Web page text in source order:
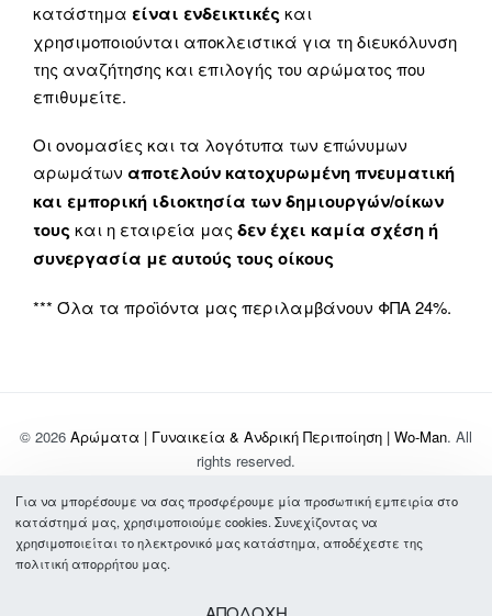
κατάστημα είναι ενδεικτικές και
χρησιμοποιούνται αποκλειστικά για τη διευκόλυνση
της αναζήτησης και επιλογής του αρώματος που
επιθυμείτε.
Οι ονομασίες και τα λογότυπα των επώνυμων
αρωμάτων αποτελούν κατοχυρωμένη πνευματική
και εμπορική ιδιοκτησία των δημιουργών/οίκων
τους και η εταιρεία μας δεν έχει καμία σχέση ή
συνεργασία με αυτούς τους οίκους
*** Όλα τα προϊόντα μας περιλαμβάνουν ΦΠΑ 24%.
© 2026 Αρώματα | Γυναικεία & Ανδρική Περιποίηση | Wo-Man. All
rights reserved.
Σχετικά με Εμάς
Τρόποι Πληρωμής & Αποστολής
Συχνές Ερωτήσεις
Για να μπορέσουμε να σας προσφέρουμε μία προσωπική εμπειρία στο
κατάστημά μας, χρησιμοποιούμε cookies. Συνεχίζοντας να
χρησιμοποιείται το ηλεκτρονικό μας κατάστημα, αποδέχεστε της
πολιτική απορρήτου μας.